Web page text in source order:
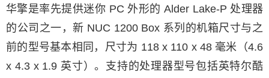
华擎是率先提供迷你 PC 外形的 Alder Lake-P 处理器
的公司之一，新 NUC 1200 Box 系列的机箱尺寸与之
前的型号基本相同，尺寸为 118 x 110 x 48 毫米（4.6
x 4.3 x 1.9 英寸）。支持的处理器型号包括英特尔酷